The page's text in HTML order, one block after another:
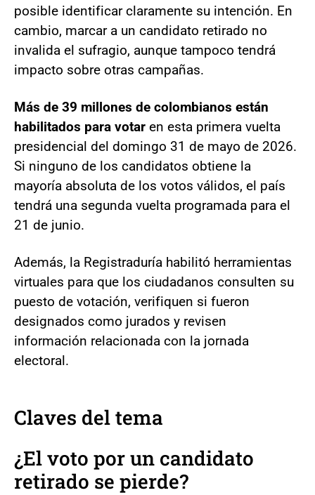
posible identificar claramente su intención. En
cambio, marcar a un candidato retirado no
invalida el sufragio, aunque tampoco tendrá
impacto sobre otras campañas.
Más de 39 millones de colombianos están
habilitados para votar en esta primera vuelta
presidencial del domingo 31 de mayo de 2026.
Si ninguno de los candidatos obtiene la
mayoría absoluta de los votos válidos, el país
tendrá una segunda vuelta programada para el
21 de junio.
Además, la Registraduría habilitó herramientas
virtuales para que los ciudadanos consulten su
puesto de votación, verifiquen si fueron
designados como jurados y revisen
información relacionada con la jornada
electoral.
Claves del tema
¿El voto por un candidato
retirado se pierde?